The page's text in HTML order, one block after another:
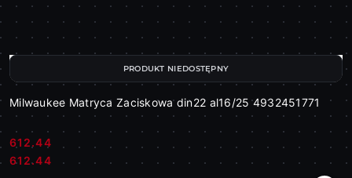
Milwaukee Matryca Zaciskowa din22 al16/25 4932451771
Cena:
612.44
Cena:
612.44
PRODUKT NIEDOSTĘPNY